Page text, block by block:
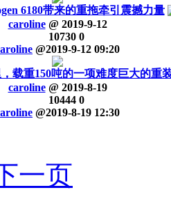
6180带来的重拖牵引震撼力量
caroline @ 2019-9-12
10730 0
@2019-9-12 09:20
载重150吨的一项难度巨大的重
caroline @ 2019-8-19
10444 0
@2019-8-19 12:30
一页